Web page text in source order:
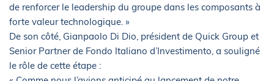
de renforcer le leadership du groupe dans les composants à
forte valeur technologique. »
De son côté, Gianpaolo Di Dio, président de Quick Group et
Senior Partner de Fondo Italiano d’Investimento, a souligné
le rôle de cette étape :